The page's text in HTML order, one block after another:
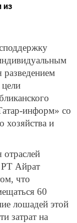
из
информ» со
хозяйства и
отраслей
РТ Айрат
что
60
лошадей этой
затрат на